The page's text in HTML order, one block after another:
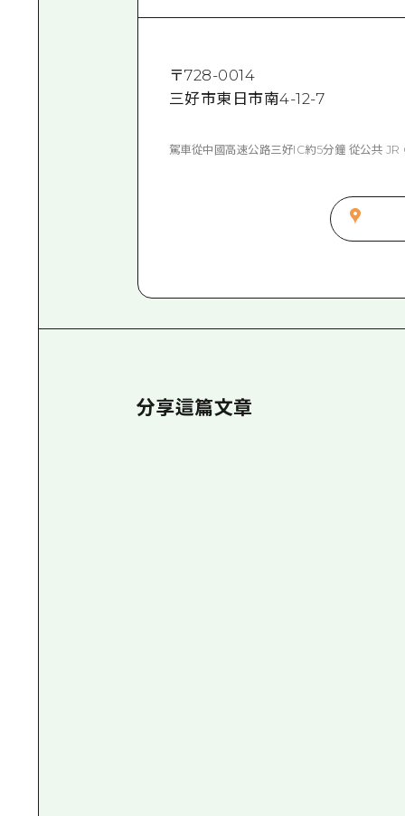
〒728-0014
三好市東日市南4-12-7
駕車從中國高速公路三好IC約5分鐘 從公共
分享這篇文章